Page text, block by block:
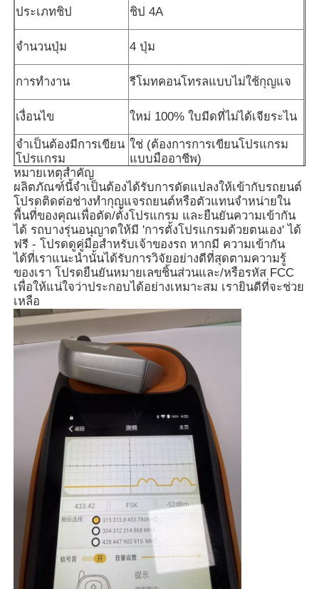
บ้าน
ผลิตภัณฑ์
วิดีโอ
ประเภทชิป ชิป 4A
จำนวนปุ่ม 4 ปุ่ม
การทำงาน รีโมทคอนโทรลแบบไม่ใช้กุญแจ
เงื่อนไข ใหม่ 100% ใบมีดที่ไม่ได้เจียระไน
จำเป็นต้องมีการเขียน
โปรแกรม
ใช่ (ต้องการการเขียนโปรแกรม
แบบมืออาชีพ)
หมายเหตุสำคัญ
ผลิตภัณฑ์นี้จำเป็นต้องได้รับการดัดแปลงให้เข้ากับรถยนต์
โปรดติดต่อช่างทำกุญแจรถยนต์หรือตัวแทนจำหน่ายใน
พื้นที่ของคุณเพื่อตัด/ตั้งโปรแกรม และยืนยันความเข้ากัน
ได้ รถบางรุ่นอนุญาตให้มี 'การตั้งโปรแกรมด้วยตนเอง' ได้
ฟรี - โปรดดูคู่มือสำหรับเจ้าของรถ หากมี ความเข้ากัน
ได้ที่เราแนะนำนั้นได้รับการวิจัยอย่างดีที่สุดตามความรู้
ของเรา โปรดยืนยันหมายเลขชิ้นส่วนและ/หรือรหัส FCC
เพื่อให้แน่ใจว่าประกอบได้อย่างเหมาะสม เรายินดีที่จะช่วย
เหลือ